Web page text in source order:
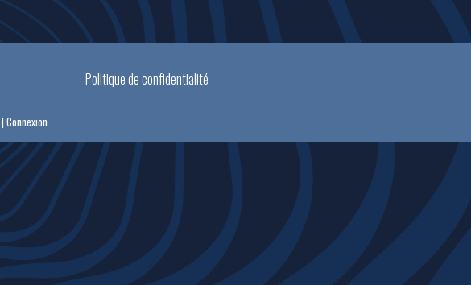
Politique de confidentialité
| Connexion